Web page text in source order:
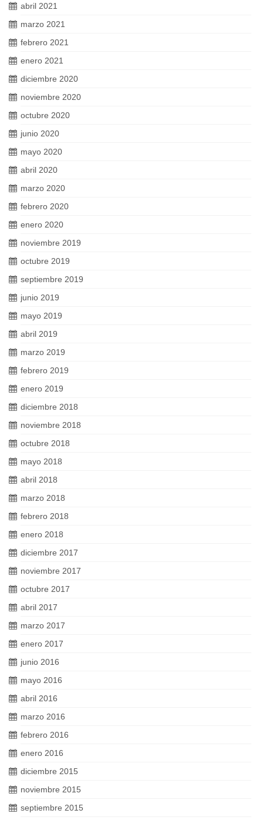
abril 2021
marzo 2021
febrero 2021
enero 2021
diciembre 2020
noviembre 2020
octubre 2020
junio 2020
mayo 2020
abril 2020
marzo 2020
febrero 2020
enero 2020
noviembre 2019
octubre 2019
septiembre 2019
junio 2019
mayo 2019
abril 2019
marzo 2019
febrero 2019
enero 2019
diciembre 2018
noviembre 2018
octubre 2018
mayo 2018
abril 2018
marzo 2018
febrero 2018
enero 2018
diciembre 2017
noviembre 2017
octubre 2017
abril 2017
marzo 2017
enero 2017
junio 2016
mayo 2016
abril 2016
marzo 2016
febrero 2016
enero 2016
diciembre 2015
noviembre 2015
septiembre 2015